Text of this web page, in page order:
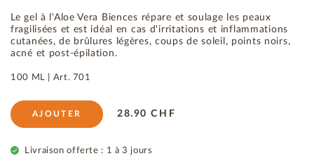
Le gel à l'Aloe Vera Biences répare et soulage les peaux
fragilisées et est idéal en cas d'irritations et inflammations
cutanées, de brûlures légères, coups de soleil, points noirs,
acné et post-épilation.
100 ML | Art. 701
AJOUTER 28.90 CHF
Livraison offerte : 1 à 3 jours